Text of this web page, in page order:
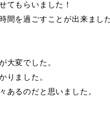
てもらいました！
間を過ごすことが出来まし
大変でした。
りました。
あるのだと思いました。